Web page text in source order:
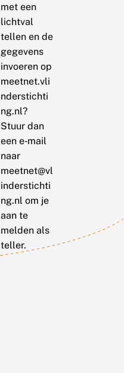
met een
lichtval
tellen en de
gegevens
invoeren op
meetnet.vli
nderstichti
ng.nl?
Stuur dan
een e‑mail
naar
meetnet@vl
inderstichti
ng.nl om je
aan te
melden als
teller.